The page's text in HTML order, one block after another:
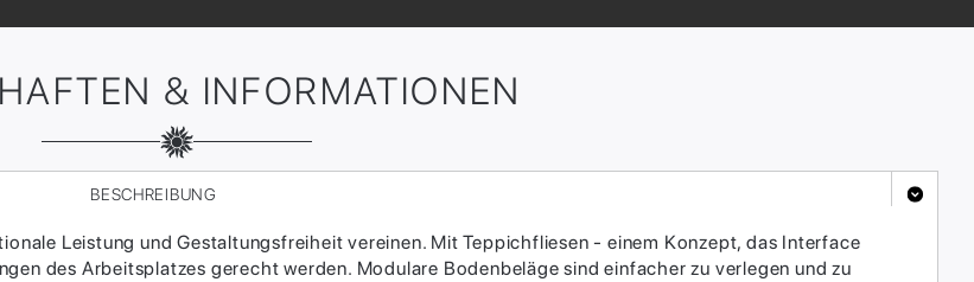
& INFORMATIONEN
BESCHREIBUNG
Leistung und Gestaltungsfreiheit vereinen. Mit Teppichfliesen - einem Konzept, das Interface
des Arbeitsplatzes gerecht werden. Modulare Bodenbeläge sind einfacher zu verlegen und zu